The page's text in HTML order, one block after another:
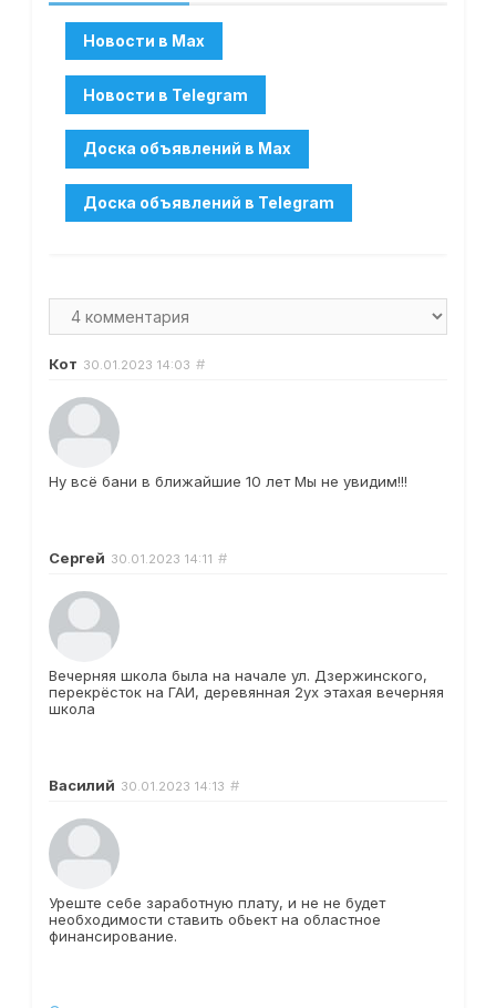
Кот 30.01.2023 14:03 #
Ну всё бани в ближайшие 10 лет Мы не увидим!!!
Сергей 30.01.2023 14:11 #
Вечерняя школа была на начале ул. Дзержинского,
перекрёсток на ГАИ, деревянная 2ух этахая вечерняя
школа
Василий 30.01.2023 14:13 #
Уреште себе заработную плату, и не не будет
необходимости ставить обьект на областное
финансирование.